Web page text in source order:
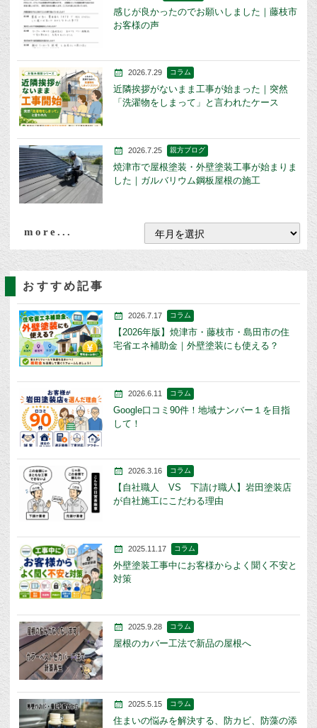
感じが良かったのでお願いしました｜藤枝市
お客様の声
2026.7.29 コラム
近隣挨拶がないまま工事が始まった｜突然
「洗濯物をしまって」と言われたケース
2026.7.25 親方ブログ
焼津市で屋根塗装・外壁塗装工事が始まりま
した｜ガルバリウム鋼板屋根の施工
more...
おすすめ記事
2026.7.17 コラム
【2026年版】焼津市・藤枝市・島田市の住
宅省エネ補助金｜外壁塗装にも使える？
2026.6.11 コラム
Google口コミ90件！地域ナンバー１を目指
して！
2026.3.16 コラム
【自社職人 VS 下請け職人】岩田塗装店
が自社施工にこだわる理由
2025.11.17 コラム
外壁塗装工事中にお客様からよく聞く不安と
対策
2025.9.28 コラム
屋根のカバー工法で新品の屋根へ
2025.5.15 コラム
住まいの悩みを解決する、防カビ、防藻の添